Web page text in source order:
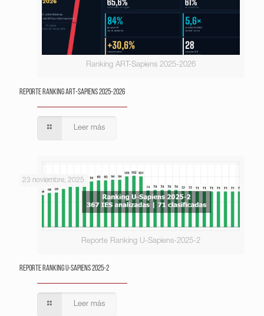
Ranking ART-Sapiens 2025-2026
Reporte Ranking ART-Sapiens 2025-2026
Leer más
Reporte Ranking U-Sapiens-2025-2
23 noviembre, 2025
Reporte Ranking U-Sapiens 2025-2
Leer más